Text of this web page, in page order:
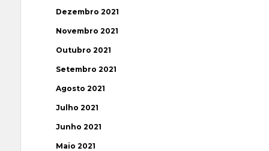
Dezembro 2021
Novembro 2021
Outubro 2021
Setembro 2021
Agosto 2021
Julho 2021
Junho 2021
Maio 2021